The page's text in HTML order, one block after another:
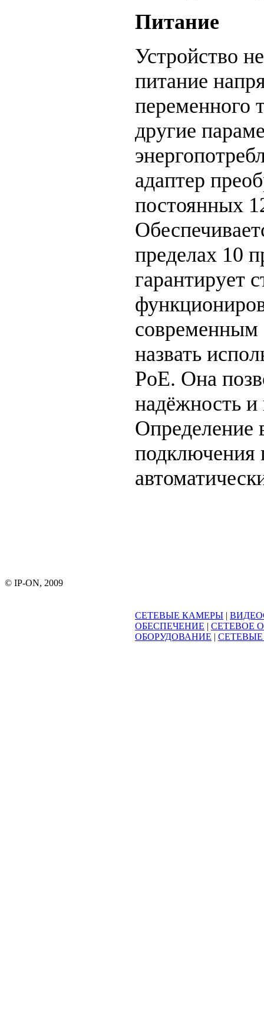
Питание
Устройство
питание
переменного
другие
адаптер
постоянных
пределах 10
гарантирует
назвать
PoE. Она
надёжность
Определение
подключения
© IP-ON, 2009
СЕТЕВЫЕ КАМЕРЫ |
ОБЕСПЕЧЕНИЕ | СЕТЕВОЕ
ОБОРУДОВАНИЕ |